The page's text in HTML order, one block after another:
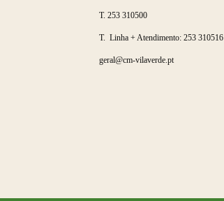
T. 253 310500
T. Linha + Atendimento: 253 310516
geral@cm-vilaverde.pt